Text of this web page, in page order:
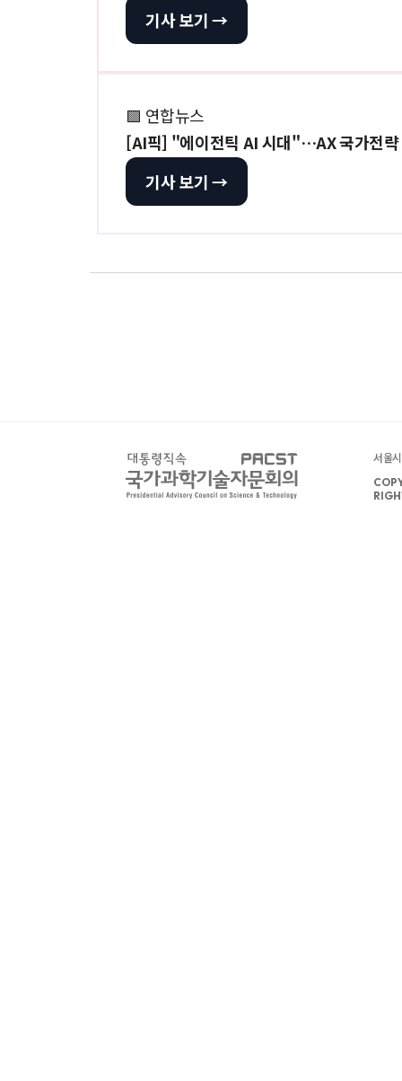
기사 보기 →
🟪 연합뉴스
[AI픽] "에이전틱 AI 시대"…AX 국가전략
기사 보기 →
서울